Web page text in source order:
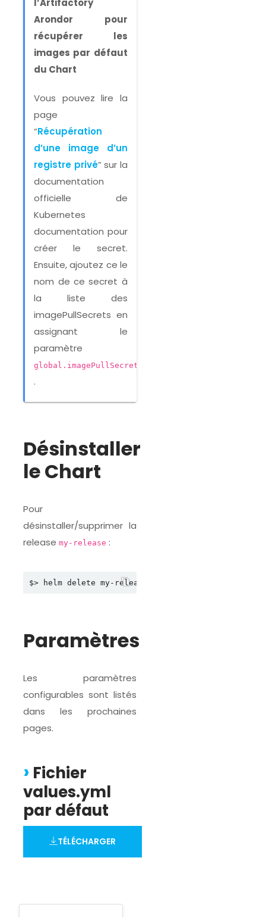
l’Artifactory
Arondor pour
récupérer les
images par défaut
du Chart
Vous pouvez lire la
page
“Récupération
d’une image d’un
registre privé” sur la
documentation
officielle de
Kubernetes
documentation pour
créer le secret.
Ensuite, ajoutez ce le
nom de ce secret à
la liste des
imagePullSecrets en
assignant le
paramètre
global.imagePullSecrets
.
Désinstaller
le Chart
Pour
désinstaller/supprimer la
release my-release :
Paramètres
Les paramètres
configurables sont listés
dans les prochaines
pages.
Fichier
values.yml
par défaut
TÉLÉCHARGER